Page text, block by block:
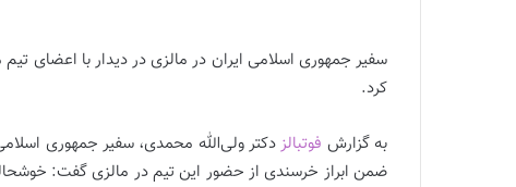
سفیر جمهوری اسلامی ایران در مالزی در دیدار با اعضای
کرد.
به گزارش فوتبالزدکتر ولی‌الله محمدی، سفیر جمهوری اسلامی
ضمن ابراز خرسندی از حضور این تیم در مالزی گفت: